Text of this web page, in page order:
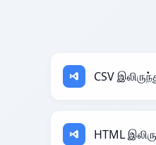
CSV
HTML